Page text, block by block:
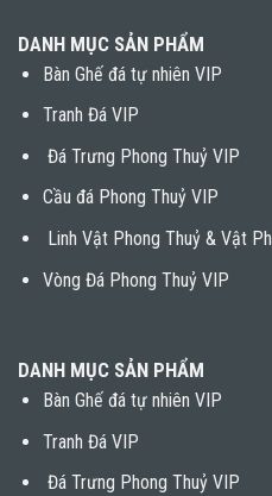
DANH MỤC SẢN PHẨM
Bàn Ghế đá tự nhiên VIP
Tranh Đá VIP
Đá Trưng Phong Thuỷ VIP
Cầu đá Phong Thuỷ VIP
Linh Vật Phong Thuỷ & Vật
Vòng Đá Phong Thuỷ VIP
DANH MỤC SẢN PHẨM
Bàn Ghế đá tự nhiên VIP
Tranh Đá VIP
Đá Trưng Phong Thuỷ VIP